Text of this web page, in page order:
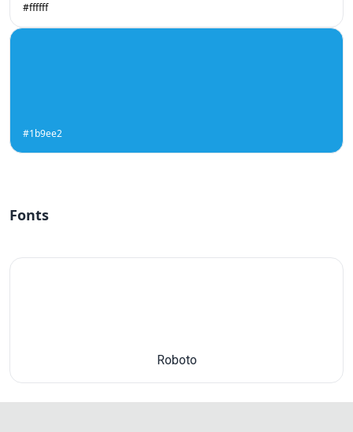
#ffffff
#1b9ee2
Fonts
Roboto